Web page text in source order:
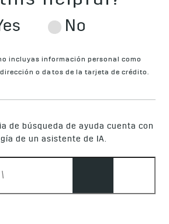
incluyas información personal como
o datos de la tarjeta de crédito.
de búsqueda de ayuda cuenta con
de un asistente de IA.